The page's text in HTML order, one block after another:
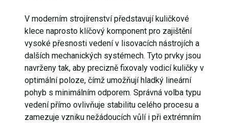
V moderním strojírenství představují kuličkové
klece naprosto klíčový komponent pro zajištění
vysoké přesnosti vedení v lisovacích nástrojích a
dalších mechanických systémech. Tyto prvky jsou
navrženy tak, aby precizně fixovaly vodicí kuličky v
optimální poloze, čímž umožňují hladký lineární
pohyb s minimálním odporem. Správná volba typu
vedení přímo ovlivňuje stabilitu celého procesu a
zamezuje vzniku nežádoucích vůlí i při extrémním